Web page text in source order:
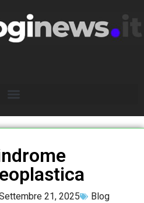
21, 2025 Blog